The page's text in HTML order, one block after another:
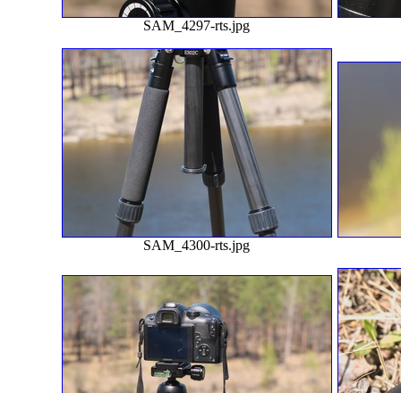
SAM_4297-rts.jpg
SAM_4300-rts.jpg